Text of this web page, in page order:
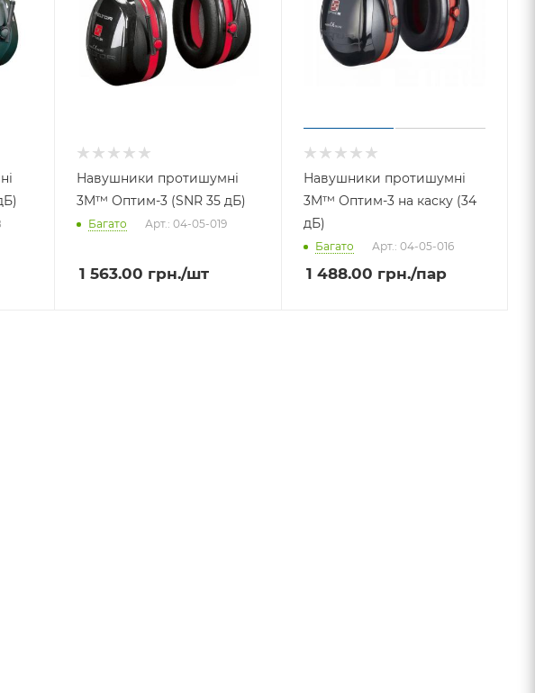
Навушники протишумні
3M™ Оптим-3 (SNR 35 дБ)
Багато Арт.: 04-05-019
1 563.00 грн./шт
Навушники протишумні
3M™ Оптим-3 на каску (34
дБ)
Багато Арт.: 04-05-016
1 488.00 грн./пар